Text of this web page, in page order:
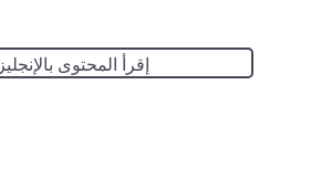
إقرأ المحتوى